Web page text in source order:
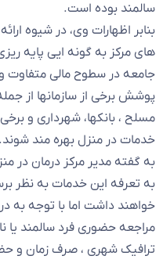
سالمند بوده است.
بنابر اظهارات وی، در شیوه
های مرکز به گونه ایی پایه
جامعه در سطوح مالی متفاوت و
پوشش برخی از سازمانها از
مسلح ، بانکها، شهرداری و
خدمات در منزل بهره مند شوند.
به گفته مدیر مرکز درمان در
به تعرفه این خدمات به نظر
خواهند داشت اما با توجه به
مراجعه حضوری فرد سالمند یا
ترافیک شهری ، صرف زمان و